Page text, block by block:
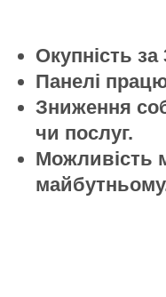
Окупність за
Панелі
Зниження
чи послуг.
Можливість